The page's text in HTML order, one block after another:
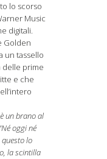
lo scorso
Music
digitali.
Golden
un tassello
delle prime
e che
un brano al
oggi né
lo
la scintilla